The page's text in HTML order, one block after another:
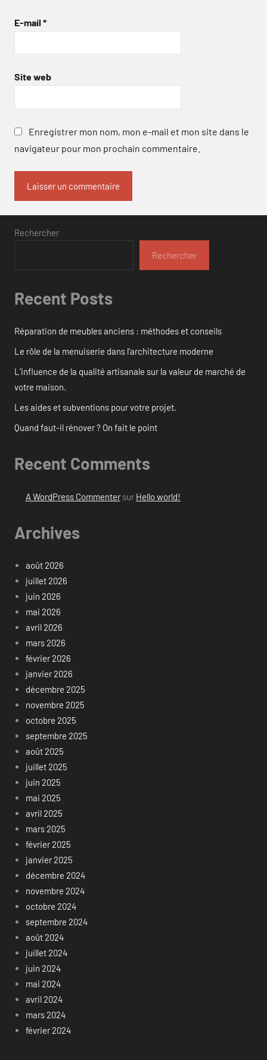
E-mail *
Site web
Enregistrer mon nom, mon e-mail et mon site dans le
navigateur pour mon prochain commentaire.
Rechercher
Rechercher
Recent Posts
Réparation de meubles anciens : méthodes et conseils
Le rôle de la menuiserie dans l’architecture moderne
L’influence de la qualité artisanale sur la valeur de marché de
votre maison.
Les aides et subventions pour votre projet.
Quand faut-il rénover ? On fait le point
Recent Comments
A WordPress Commentersur Hello world!
Archives
août 2026
juillet 2026
juin 2026
mai 2026
avril 2026
mars 2026
février 2026
janvier 2026
décembre 2025
novembre 2025
octobre 2025
septembre 2025
août 2025
juillet 2025
juin 2025
mai 2025
avril 2025
mars 2025
février 2025
janvier 2025
décembre 2024
novembre 2024
octobre 2024
septembre 2024
août 2024
juillet 2024
juin 2024
mai 2024
avril 2024
mars 2024
février 2024